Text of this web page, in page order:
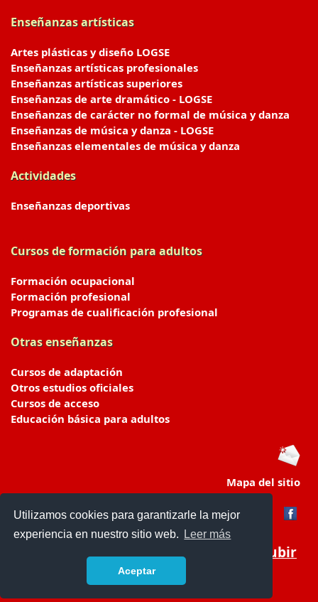
Utilizamos cookies para garantizarle la mejor
experiencia en nuestro sitio web.
Leer más
Aceptar
Enseñanzas artísticas
Artes plásticas y diseño LOGSE
Enseñanzas artísticas profesionales
Enseñanzas artísticas superiores
Enseñanzas de arte dramático - LOGSE
Enseñanzas de carácter no formal de música y danza
Enseñanzas de música y danza - LOGSE
Enseñanzas elementales de música y danza
Actividades
Enseñanzas deportivas
Cursos de formación para adultos
Formación ocupacional
Formación profesional
Programas de cualificación profesional
Otras enseñanzas
Cursos de adaptación
Otros estudios oficiales
Cursos de acceso
Educación básica para adultos
Mapa del sitio
Subir